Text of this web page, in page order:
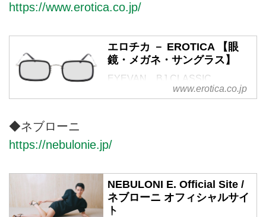
な気分を求める女性のために』。
ス向けレインシューズブランドで
す。
https://www.erotica.co.jp/
エロチカ － EROTICA 【眼
鏡・メガネ・サングラス】
EYEVAN、BJ CLASSIC
COLLECTION、MOSCOT、
ップ。
www.erotica.co.jp
◆ネブローニ
https://nebulonie.jp/
NEBULONI E. Official Site /
ネブローニ オフィシャルサイ
ト